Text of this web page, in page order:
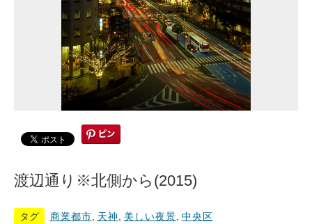
渡辺通り※北側から(2015)
タグ 商業都市 天神 美しい夜景 中央区